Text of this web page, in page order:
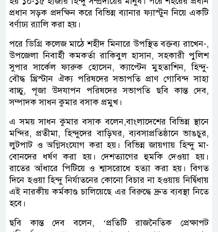
প্রধান সড়ক প্রদক্ষিন করে বিভিন্ন ব্যানার ফ্যাস্টুন নিয়ে একটি
বর্ণাঢ্য র‍্যালি করা হয়।
পরে ডিগ্রি কলেজ মাঠে শহীদ মিনারে উপস্থিত বক্তব্য রাখেন-,
উপজেলা নিবার্হী কমকর্তা রাকিবুল হাসান, সহকারী পুলিশ
সুপার সার্কেল ফারুক হোসেন, ক্যাপ্টেন মুহতাশিন, হিন্দু-
বৌদ্ধ খ্রিস্টান ঐক্য পরিষদের সভাপতি প্রাণ গোবিন্দ সাহা
বাচ্চু, পূজা উদযাপন পরিষদের সভাপতি ছবি কান্ত দেব,
সম্পাদক সাধন কুমার বসাক প্রমুখ।
এ সময় সাধন কুমার বসাক বলেন,বাংলাদেশের বিভিন্ন স্থানে
মন্দির, প্রতীমা, হিন্দুদের বাড়িঘর, ব্যবসাপ্রতিষ্ঠানে ভাঙচুর,
লুটপাট ও অগ্নিসংযোগ করা হয়। বিভিন্ন জায়গায় হিন্দু মা-
বোনদের ধর্ষণ করা হয়। দেশত্যাগের হুমকি দেওয়া হয়।
রাতের আঁধারে পিটিয়ে ও শ্বাসরোধে হত্যা করা হয়। বিগত
দিনে হওয়া হিন্দু নির্যাতনের কোনো বিচার না হওয়ায় নির্দ্বিধায়
এই নারকীয় কর্মকাণ্ড চালিয়েছে এর বিরুদ্ধে দ্রুত ব্যবস্থা নিতে
হবে।
ছবি কান্ত দেব বলেন, ‘প্রতিটি রাজনৈতিক প্রেক্ষাপট